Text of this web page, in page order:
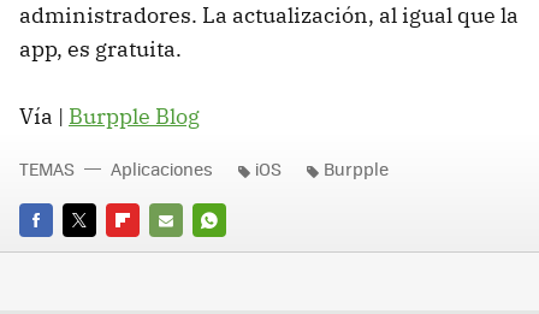
administradores. La actualización, al igual que la
app, es gratuita.
Vía | Burpple Blog
FACEBOOK
TWITTERFLIPBOARD
E-
WHATSAPP
TEMAS Aplicaciones iOS Burpple